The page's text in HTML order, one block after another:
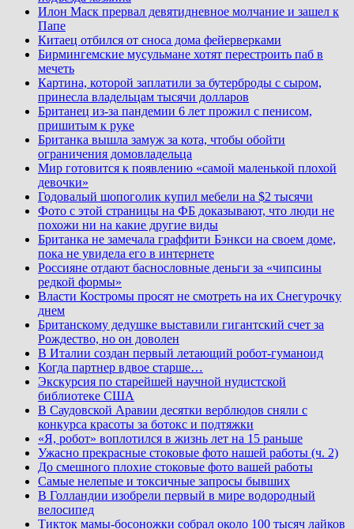
Илон Маск прервал девятидневное молчание и зашел к
Папе
Китаец отбился от сноса дома фейерверками
Бирмингемские мусульмане хотят перестроить паб в
мечеть
Картина, которой заплатили за бутерброды с сыром,
принесла владельцам тысячи долларов
Британец из-за пандемии 6 лет прожил с пенисом,
пришитым к руке
Британка вышла замуж за кота, чтобы обойти
ограничения домовладельца
Мир готовится к появлению «самой маленькой плохой
девочки»
Годовалый шопоголик купил мебели на $2 тысячи
Фото с этой страницы на ФБ доказывают, что люди не
похожи ни на какие другие виды
Британка не замечала граффити Бэнкси на своем доме,
пока не увидела его в интернете
Россияне отдают баснословные деньги за «чипсины
редкой формы»
Власти Костромы просят не смотреть на их Снегурочку
днем
Британскому дедушке выставили гигантский счет за
Рождество, но он доволен
В Италии создан первый летающий робот-гуманоид
Когда партнер вдвое старше…
Экскурсия по старейшей научной нудистской
библиотеке США
В Саудовской Аравии десятки верблюдов сняли с
конкурса красоты за ботокс и подтяжки
«Я, робот» воплотился в жизнь лет на 15 раньше
Ужасно прекрасные стоковые фото нашей работы (ч. 2)
До смешного плохие стоковые фото вашей работы
Самые нелепые и токсичные запросы бывших
В Голландии изобрели первый в мире водородный
велосипед
Тикток мамы-босоножки собрал около 100 тысяч лайков